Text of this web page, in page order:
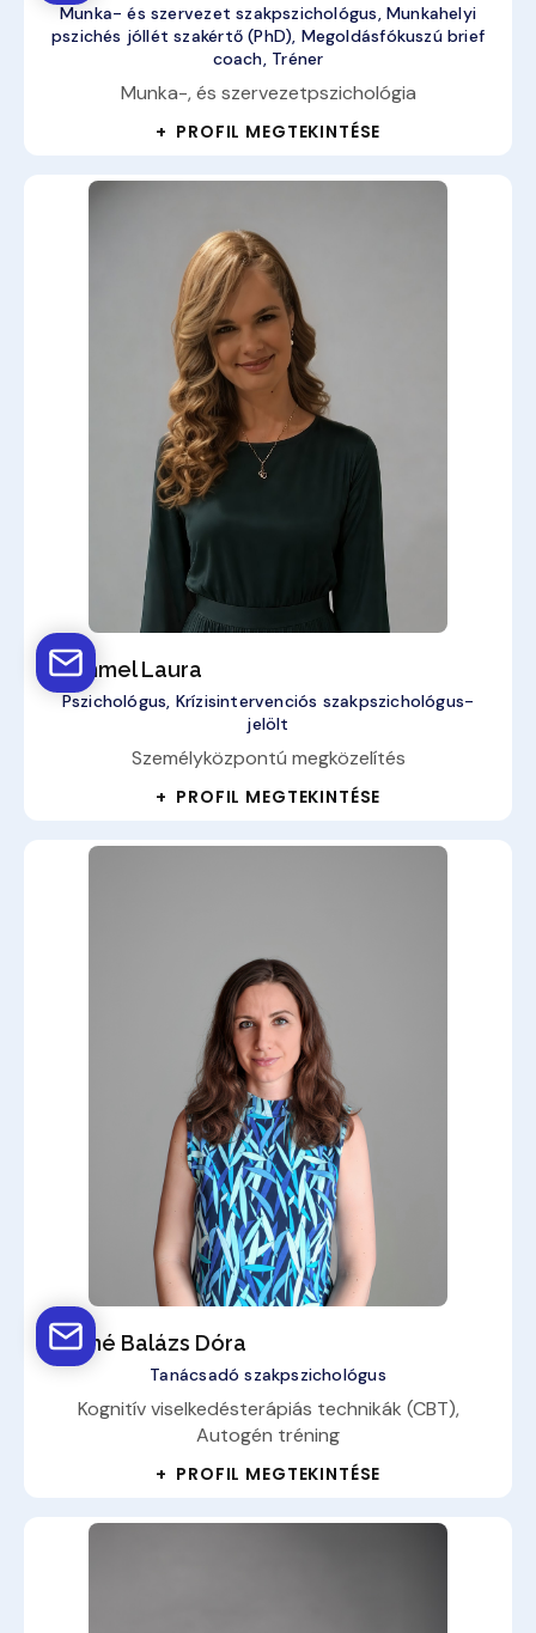
Munka- és szervezet szakpszichológus, Munkahelyi
pszichés jóllét szakértő (PhD), Megoldásfókuszú brief
coach, Tréner
Munka-, és szervezetpszichológia
+ PROFIL MEGTEKINTÉSE
Tremmel Laura
Pszichológus, Krízisintervenciós szakpszichológus-
jelölt
Személyközpontú megközelítés
+ PROFIL MEGTEKINTÉSE
Tóthné Balázs Dóra
Tanácsadó szakpszichológus
Kognitív viselkedésterápiás technikák (CBT),
Autogén tréning
+ PROFIL MEGTEKINTÉSE